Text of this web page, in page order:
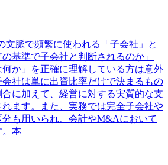
文脈で頻繁に使われる「子会社」と
基準で子会社と判断されるのか」
何か」を正確に理解している方は意外
社は単に出資比率だけで決まるもの
に加えて、経営に対する実質的な支
ます。また、実務では完全子会社や
も用いられ、会計やM&Aにおいて
。本